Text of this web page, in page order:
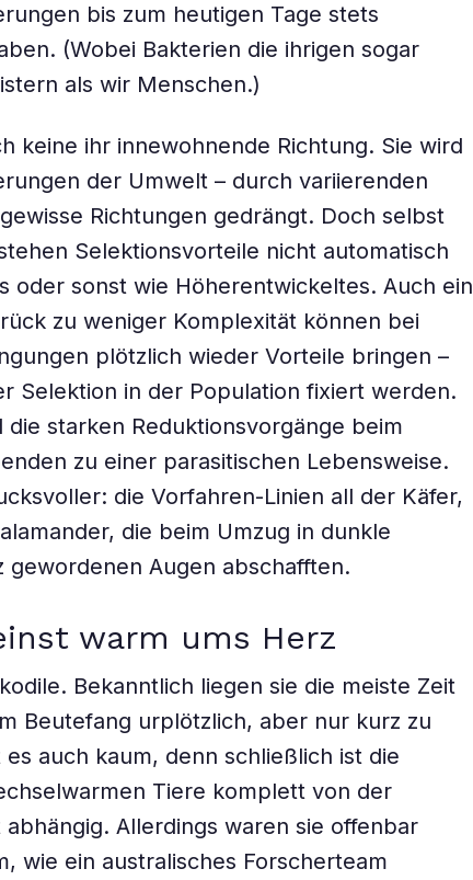
bis zum heutigen Tage stets
(Wobei Bakterien die ihrigen sogar
als wir Menschen.)
keine ihr innewohnende Richtung. Sie wird
der Umwelt – durch variierenden
Richtungen gedrängt. Doch selbst
Selektionsvorteile nicht automatisch
oder sonst wie Höherentwickeltes. Auch ein
zu weniger Komplexität können bei
plötzlich wieder Vorteile bringen –
Selektion in der Population fixiert werden.
die starken Reduktionsvorgänge beim
zu einer parasitischen Lebensweise.
die Vorfahren-Linien all der Käfer,
die beim Umzug in dunkle
gewordenen Augen abschafften.
warm ums Herz
Bekanntlich liegen sie die meiste Zeit
Beutefang urplötzlich, aber nur kurz zu
auch kaum, denn schließlich ist die
Tiere komplett von der
Allerdings waren sie offenbar
wie ein australisches Forscherteam